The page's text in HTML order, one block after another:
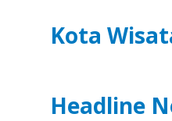
Kota
Headline